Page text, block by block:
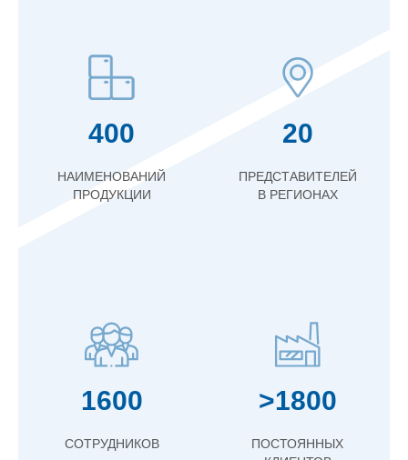
400
НАИМЕНОВАНИЙ
ПРОДУКЦИИ
20
ПРЕДСТАВИТЕЛЕЙ
В РЕГИОНАХ
1600
СОТРУДНИКОВ
>1800
ПОСТОЯННЫХ